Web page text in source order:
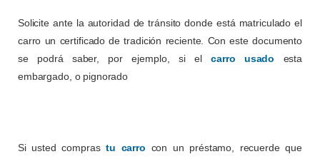
Solicite ante la autoridad de tránsito donde está matriculado el
carro un certificado de tradición reciente. Con este documento
se podrá saber, por ejemplo, si elcarro usado esta
embargado, o pignorado
Si usted comprastu carro con un préstamo, recuerde que